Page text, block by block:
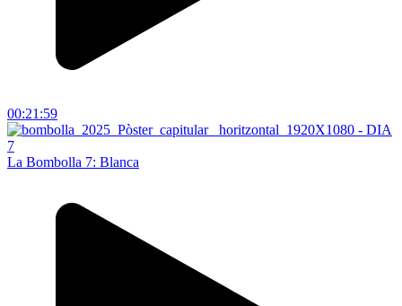
00:21:59
La Bombolla 7: Blanca